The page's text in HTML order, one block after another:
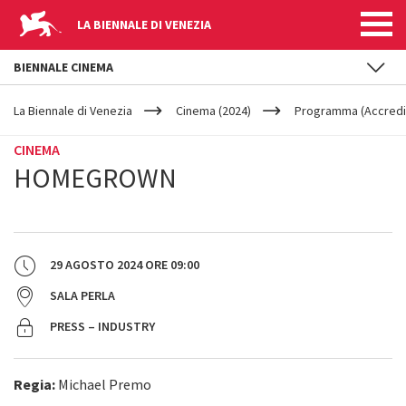
LA BIENNALE DI VENEZIA
YOUR
ARE
La Biennale di Venezia Cinema (2024) Programma
CINEMA
HOMEGROWN
29 AGOSTO 2024ORE 09:00
SALA PERLA
PRESS – INDUSTRY
Regia: Michael Premo
BIENNALE CINEMA